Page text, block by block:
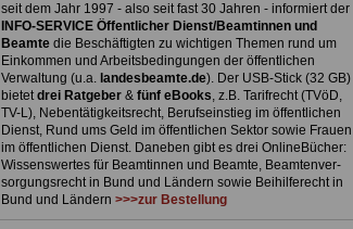
seit dem Jahr 1997 - also seit fast 30 Jahren - informiert der
INFO-SERVICE Öffentlicher Dienst/Beamtinnen und
Beamtedie Beschäftigten zu wichtigen Themen rund um
Einkommen und Arbeitsbedingungen der öffentlichen
Verwaltung (u.a. landesbeamte.de). Der USB-Stick (32 GB)
bietetdrei Ratgeber& fünf eBooks, z.B. Tarifrecht (TVöD,
TV-L), Nebentätigkeitsrecht, Berufseinstieg im öffentlichen
Dienst, Rund ums Geld im öffentlichen Sektor sowie Frauen
im öffentlichen Dienst. Daneben gibt es drei OnlineBücher:
Wissenswertes für Beamtinnen und Beamte, Beamtenver-
sorgungsrecht in Bund und Ländern sowie Beihilferecht in
Bund und Ländern >>>zur Bestellung